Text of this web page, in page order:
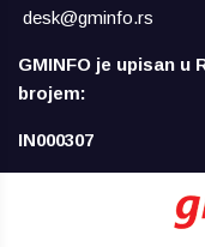
desk@gminfo.rs
GMINFO je upisan u
brojem:
IN000307